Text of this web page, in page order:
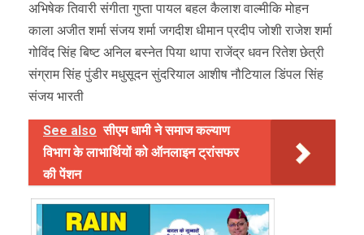
अभिषेक तिवारी संगीता गुप्ता पायल बहल कैलाश वाल्मीकि मोहन
काला अजीत शर्मा संजय शर्मा जगदीश धीमान प्रदीप जोशी राजेश शर्मा
गोविंद सिंह बिष्ट अनिल बस्नेत पिया थापा राजेंद्र धवन रितेश छेत्री
संग्राम सिंह पुंडीर मधुसूदन सुंदरियाल आशीष नौटियाल डिंपल सिंह
संजय भारती
See also सीएम धामी ने समाज कल्याण
विभाग के लाभार्थियों को ऑनलाइन ट्रांसफर
की पेंशन